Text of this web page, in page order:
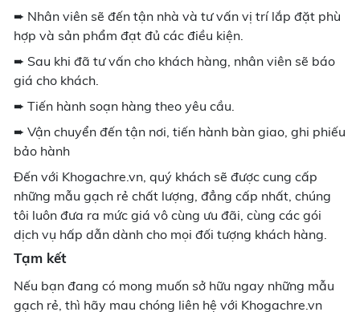
➨ Nhân viên sẽ đến tận nhà và tư vấn vị trí lắp đặt phù
hợp và sản phẩm đạt đủ các điều kiện.
➨ Sau khi đã tư vấn cho khách hàng, nhân viên sẽ báo
giá cho khách.
➨ Tiến hành soạn hàng theo yêu cầu.
➨ Vận chuyển đến tận nơi, tiến hành bàn giao, ghi phiếu
bảo hành
Đến với Khogachre.vn, quý khách sẽ được cung cấp
những mẫu gạch rẻ chất lượng, đẳng cấp nhất, chúng
tôi luôn đưa ra mức giá vô cùng ưu đãi, cùng các gói
dịch vụ hấp dẫn dành cho mọi đối tượng khách hàng.
Tạm kết
Nếu bạn đang có mong muốn sở hữu ngay những mẫu
gạch rẻ, thì hãy mau chóng liên hệ với Khogachre.vn